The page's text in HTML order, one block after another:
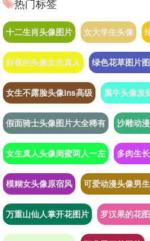
十二生肖头像图片 女大学生头像
好看的头像女生真人 绿色花草图片
女生不露脸头像ins高级 属牛头像发
假面骑士头像图片大全稀有 沙雕动
女生真人头像闺蜜两人一左 多肉生
模糊女头像原宿风 可爱动漫头像男
万重山仙人掌开花图片 罗汉果的花